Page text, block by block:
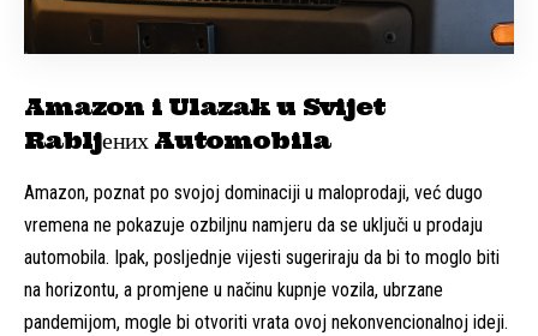
Amazon i Ulazak u Svijet
Rabljених Automobila
Amazon, poznat po svojoj dominaciji u maloprodaji, već dugo
vremena ne pokazuje ozbiljnu namjeru da se uključi u prodaju
automobila. Ipak, posljednje vijesti sugeriraju da bi to moglo biti
na horizontu, a promjene u načinu kupnje vozila, ubrzane
pandemijom, mogle bi otvoriti vrata ovoj nekonvencionalnoj ideji.